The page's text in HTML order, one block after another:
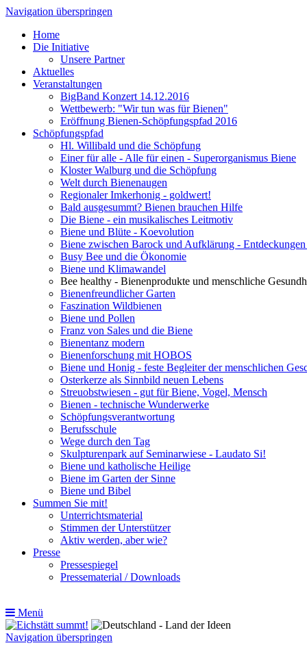
Navigation überspringen
Home
Die Initiative
Unsere Partner
Aktuelles
Veranstaltungen
BigBand Konzert 14.12.2016
Wettbewerb: "Wir tun was für Bienen"
Eröffnung Bienen-Schöpfungspfad 2016
Schöpfungspfad
Hl. Willibald und die Schöpfung
Einer für alle - Alle für einen - Superorganismus Biene
Kloster Walburg und die Schöpfung
Welt durch Bienenaugen
Regionaler Imkerhonig - goldwert!
Bald ausgesummt? Bienen brauchen Hilfe
Die Biene - ein musikalisches Leitmotiv
Biene und Blüte - Koevolution
Biene zwischen Barock und Aufklärung -
Busy Bee und die Ökonomie
Biene und Klimawandel
Bee healthy - Bienenprodukte und menschliche
Bienenfreundlicher Garten
Faszination Wildbienen
Biene und Pollen
Franz von Sales und die Biene
Bienentanz modern
Bienenforschung mit HOBOS
Biene und Honig - feste Begleiter der menschlichen
Osterkerze als Sinnbild neuen Lebens
Streuobstwiesen - gut für Biene, Vogel, Mensch
Bienen - technische Wunderwerke
Schöpfungsverantwortung
Berufsschule
Wege durch den Tag
Skulpturenpark auf Seminarwiese - Laudato Si!
Biene und katholische Heilige
Biene im Garten der Sinne
Biene und Bibel
Summen Sie mit!
Unterrichtsmaterial
Stimmen der Unterstützer
Aktiv werden, aber wie?
Presse
Pressespiegel
Pressematerial / Downloads
Menü
Navigation überspringen